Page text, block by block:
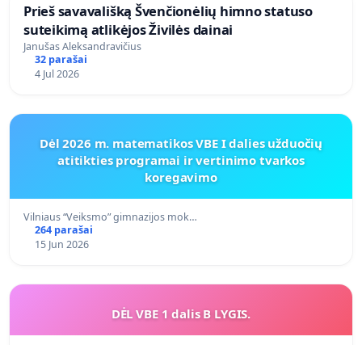
​Prieš savavališką Švenčionėlių himno statuso
suteikimą atlikėjos Živilės dainai
Janušas Aleksandravičius
32 parašai
4 Jul 2026
Dėl 2026 m. matematikos VBE I dalies užduočių
atitikties programai ir vertinimo tvarkos
koregavimo
Vilniaus “Veiksmo” gimnazijos mok…
264 parašai
15 Jun 2026
DĖL VBE 1 dalis B LYGIS.